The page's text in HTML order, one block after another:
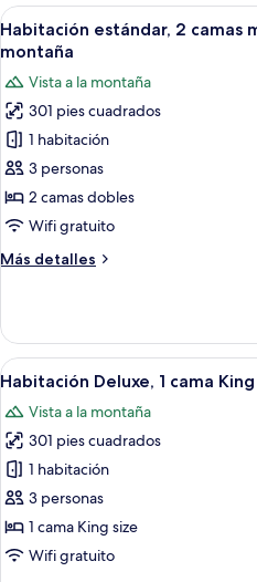
la
montaña
cama
King
vista
a
la
montaña
Abrir
todas
fotos
de
Habitación
estándar,
2
camas
vista
montaña
10
Habitación estándar, 2 camas
montaña
Vista a la montaña
301 pies cuadrados
1 habitación
3 personas
2 camas dobles
Wifi gratuito
Más detalles
Más
estándar,
camas
vista
a
la
montaña
Abrir
todas
las
fotos
de
Habitación
Deluxe,
1
7
Habitación Deluxe, 1 cama
Vista a la montaña
301 pies cuadrados
1 habitación
3 personas
1 cama King size
Wifi gratuito